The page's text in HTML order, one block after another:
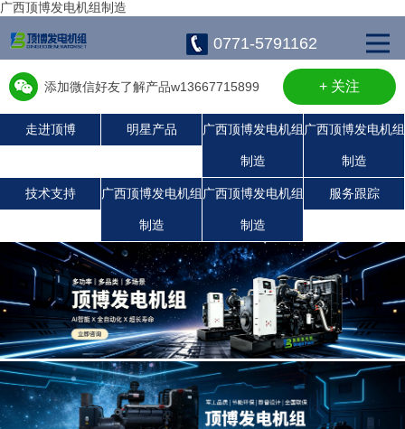
广西顶博发电机组制造
0771-5791162
添加微信好友了解产品w13667715899 + 关注
走进顶博 明星产品 广西顶博发电机组
制造
广西顶博发电机组
制造
技术支持 广西顶博发电机组
制造
广西顶博发电机组
制造
服务跟踪
广西顶博发电机组制造:静音发电机组
潍柴发电机组
珀金斯发电机组
沃尔沃发电机组
广西顶博发电机组制造:康明斯广西顶博发电机组制造
上柴发电机组
玉柴发电机组